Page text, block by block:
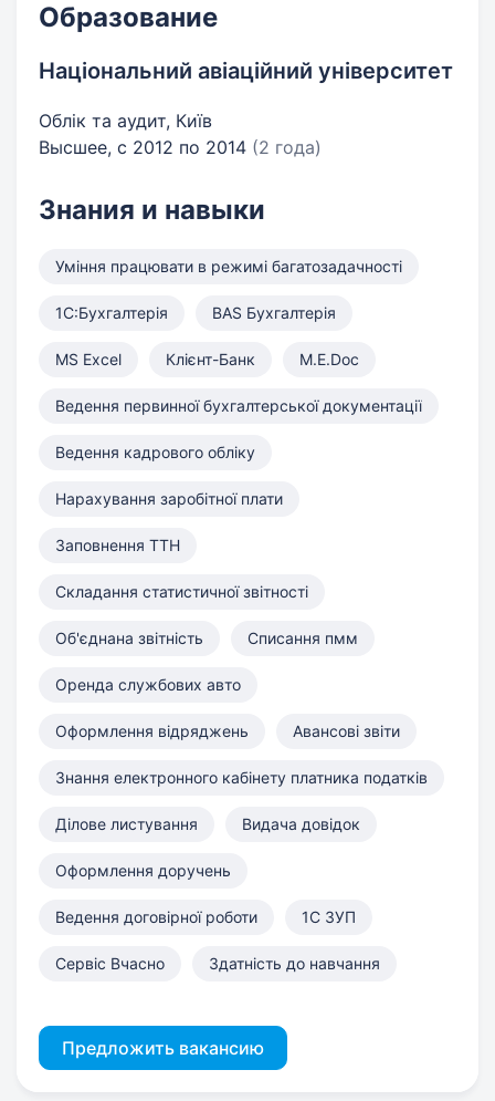
Образование
Національний авіаційний університет
Облік та аудит, Київ
Высшее, с 2012 по 2014 (2 года)
Знания и навыки
Уміння працювати в режимі багатозадачності
1С:Бухгалтерія BAS Бухгалтерія
MS Excel Клієнт-Банк M.E.Doc
Ведення первинної бухгалтерської документації
Ведення кадрового обліку
Нарахування заробітної плати
Заповнення ТТН
Складання статистичної звітності
Об'єднана звітність Списання пмм
Оренда службових авто
Оформлення відряджень Авансові звіти
Знання електронного кабінету платника податків
Ділове листування Видача довідок
Оформлення доручень
Ведення договірної роботи 1С ЗУП
Сервіс Вчасно Здатність до навчання
Предложить вакансию